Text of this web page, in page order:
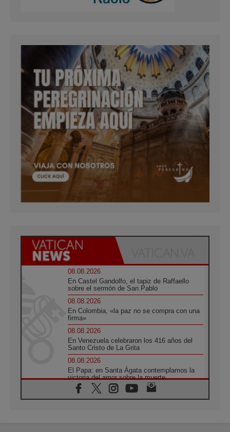
08.08.2026
En Castel Gandolfo, el tapiz de Raffaello
sobre el sermón de San Pablo
08.08.2026
En Colombia, «la paz no se compra con una
firma»
08.08.2026
En Venezuela celebraron los 416 años del
Santo Cristo de La Grita
08.08.2026
El Papa: en Santa Ágata contemplamos la
victoria del amor sobre la muerte
08.08.2026
León XIV visitará el Santuario de la Madre